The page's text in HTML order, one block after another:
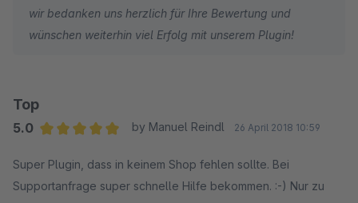
wir bedanken uns herzlich für Ihre Bewertung und
wünschen weiterhin viel Erfolg mit unserem Plugin!
Top
5.0
by Manuel Reindl 26 April 2018 10:59
Super Plugin, dass in keinem Shop fehlen sollte. Bei
Supportanfrage super schnelle Hilfe bekommen. :-) Nur zu